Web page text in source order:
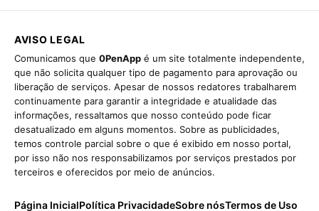
AVISO LEGAL
Comunicamos que 0PenApp é um site totalmente independente,
que não solicita qualquer tipo de pagamento para aprovação ou
liberação de serviços. Apesar de nossos redatores trabalharem
continuamente para garantir a integridade e atualidade das
informações, ressaltamos que nosso conteúdo pode ficar
desatualizado em alguns momentos. Sobre as publicidades,
temos controle parcial sobre o que é exibido em nosso portal,
por isso não nos responsabilizamos por serviços prestados por
terceiros e oferecidos por meio de anúncios.
Página InicialPolítica PrivacidadeSobre nósTermos de Uso